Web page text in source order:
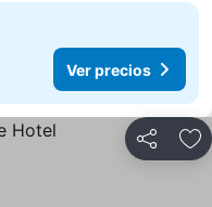
Ver precios
Compartir